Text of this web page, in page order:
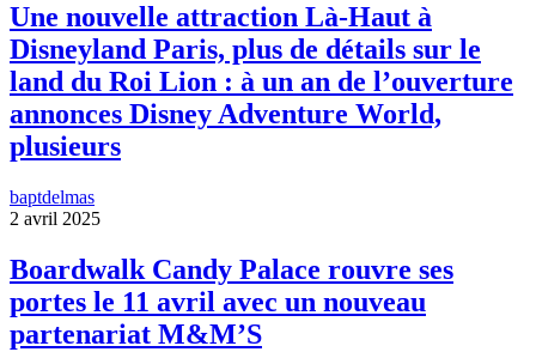
Une nouvelle attraction Là-Haut à
Disneyland Paris, plus de détails sur le
land du Roi Lion : à un an de l’ouverture
annonces Disney Adventure World,
plusieurs
baptdelmas
2 avril 2025
Boardwalk Candy Palace rouvre ses
portes le 11 avril avec un nouveau
partenariat M&M’S